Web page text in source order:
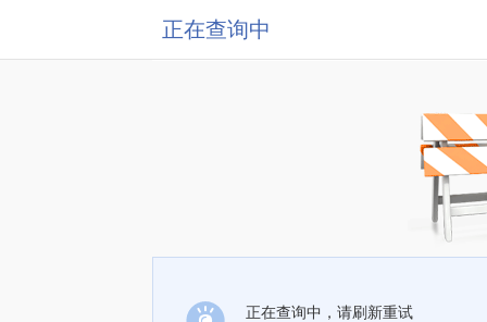
正在查询中
正在查询中，请刷新重试